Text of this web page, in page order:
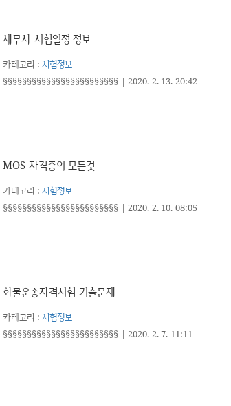
세무사 시험일정 정보
카테고리 : 시험정보
§§§§§§§§§§§§§§§§§§§§§§§§ | 2020. 2. 13. 20:42
MOS 자격증의 모든것
카테고리 : 시험정보
§§§§§§§§§§§§§§§§§§§§§§§§ | 2020. 2. 10. 08:05
화물운송자격시험 기출문제
카테고리 : 시험정보
§§§§§§§§§§§§§§§§§§§§§§§§ | 2020. 2. 7. 11:11